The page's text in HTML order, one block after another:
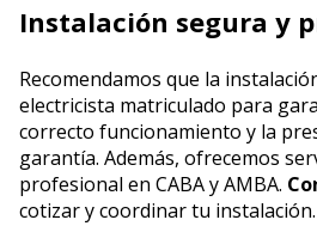
Instalación segura y
Recomendamos que la
electricista matriculado para
correcto funcionamiento y la
garantía. Además, ofrecemos
profesional en CABA y AMBA.
cotizar y coordinar tu instalación.